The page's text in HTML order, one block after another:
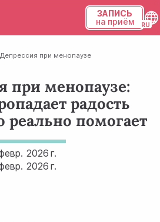
ЗАПИСЬ
на приём
Депрессия при менопаузе
при менопаузе:
радость
помогает
2026 г.
2026 г.